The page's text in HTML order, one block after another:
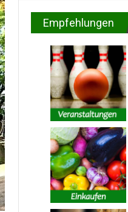
Empfehlungen